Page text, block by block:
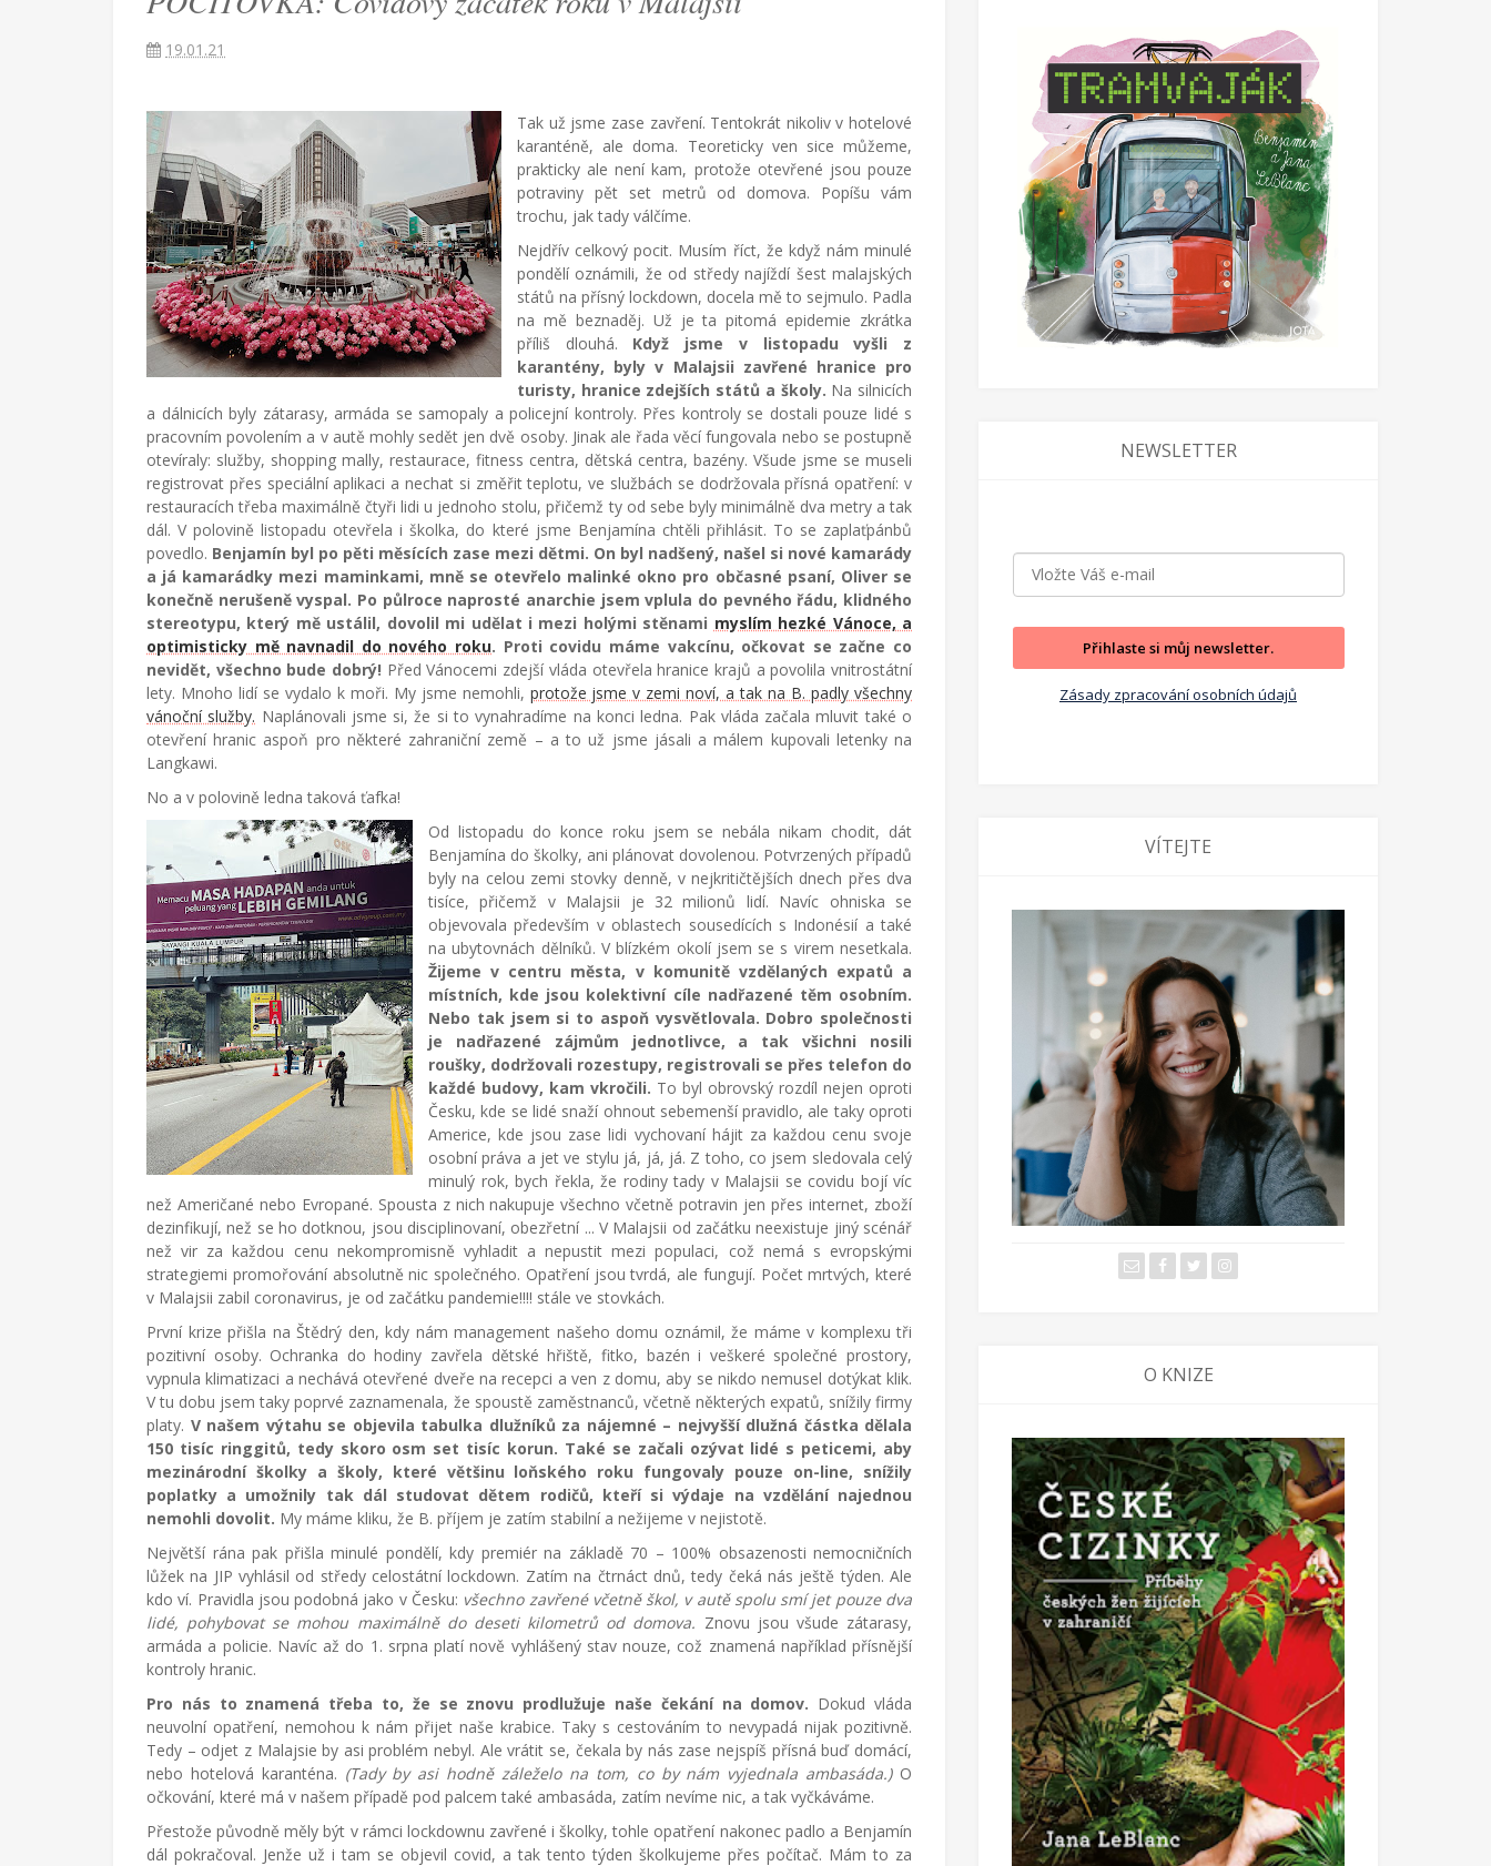
provdaná
Američana
Turecku
píše
životě
cizích
zemích,
mateřství
radostech
všednodenního
19.01.21
Tak už jsme zase zavření. Tentokrát nikoliv v hotelové
karanténě, ale doma. Teoreticky ven sice můžeme,
prakticky ale není kam, protože otevřené jsou pouze
potraviny pět set metrů od domova. Popíšu vám
trochu, jak tady válčíme.
Nejdřív celkový pocit. Musím říct, že když nám minulé
pondělí oznámili, že od středy najíždí šest malajských
států na přísný lockdown, docela mě to sejmulo. Padla
na mě beznaděj. Už je ta pitomá epidemie zkrátka
příliš dlouhá. Když jsme v listopadu vyšli z
karantény, byly v Malajsii zavřené hranice pro
turisty, hranice zdejších států a školy. Na silnicích
a dálnicích byly zátarasy, armáda se samopaly a policejní kontroly. Přes kontroly se dostali pouze lidé s
pracovním povolením a v autě mohly sedět jen dvě osoby. Jinak ale řada věcí fungovala nebo se postupně
otevíraly: služby, shopping mally, restaurace, fitness centra, dětská centra, bazény. Všude jsme se museli
registrovat přes speciální aplikaci a nechat si změřit teplotu, ve službách se dodržovala přísná opatření: v
restauracích třeba maximálně čtyři lidi u jednoho stolu, přičemž ty od sebe byly minimálně dva metry a tak
dál. V polovině listopadu otevřela i školka, do které jsme Benjamína chtěli přihlásit. To se zaplaťpánbů
povedlo. Benjamín byl po pěti měsících zase mezi dětmi. On byl nadšený, našel si nové kamarády
a já kamarádky mezi maminkami, mně se otevřelo malinké okno pro občasné psaní, Oliver se
konečně nerušeně vyspal. Po půlroce naprosté anarchie jsem vplula do pevného řádu, klidného
stereotypu, který mě ustálil, dovolil mi udělat i mezi holými stěnami myslím hezké Vánoce, a
optimisticky mě navnadil do nového roku. Proti covidu máme vakcínu, očkovat se začne co
nevidět, všechno bude dobrý! Před Vánocemi zdejší vláda otevřela hranice krajů a povolila vnitrostátní
lety. Mnoho lidí se vydalo k moři. My jsme nemohli, protože jsme v zemi noví, a tak na B. padly všechny
vánoční služby. Naplánovali jsme si, že si to vynahradíme na konci ledna. Pak vláda začala mluvit také o
otevření hranic aspoň pro některé zahraniční země – a to už jsme jásali a málem kupovali letenky na
Langkawi.
No a v polovině ledna taková ťafka!
Od listopadu do konce roku jsem se nebála nikam chodit, dát
Benjamína do školky, ani plánovat dovolenou. Potvrzených případů
byly na celou zemi stovky denně, v nejkritičtějších dnech přes dva
tisíce, přičemž v Malajsii je 32 milionů lidí. Navíc ohniska se
objevovala především v oblastech sousedících s Indonésií a také
na ubytovnách dělníků. V blízkém okolí jsem se s virem nesetkala.
Žijeme v centru města, v komunitě vzdělaných expatů a
místních, kde jsou kolektivní cíle nadřazené těm osobním.
Nebo tak jsem si to aspoň vysvětlovala. Dobro společnosti
je nadřazené zájmům jednotlivce, a tak všichni nosili
roušky, dodržovali rozestupy, registrovali se přes telefon do
každé budovy, kam vkročili. To byl obrovský rozdíl nejen oproti
Česku, kde se lidé snaží ohnout sebemenší pravidlo, ale taky oproti
Americe, kde jsou zase lidi vychovaní hájit za každou cenu svoje
osobní práva a jet ve stylu já, já, já. Z toho, co jsem sledovala celý
minulý rok, bych řekla, že rodiny tady v Malajsii se covidu bojí víc
než Američané nebo Evropané. Spousta z nich nakupuje všechno včetně potravin jen přes internet, zboží
dezinfikují, než se ho dotknou, jsou disciplinovaní, obezřetní ... V Malajsii od začátku neexistuje jiný scénář
než vir za každou cenu nekompromisně vyhladit a nepustit mezi populaci, což nemá s evropskými
strategiemi promořování absolutně nic společného. Opatření jsou tvrdá, ale fungují. Počet mrtvých, které
v Malajsii zabil coronavirus, je od začátku pandemie!!!! stále ve stovkách.
První krize přišla na Štědrý den, kdy nám management našeho domu oznámil, že máme v komplexu tři
pozitivní osoby. Ochranka do hodiny zavřela dětské hřiště, fitko, bazén i veškeré společné prostory,
vypnula klimatizaci a nechává otevřené dveře na recepci a ven z domu, aby se nikdo nemusel dotýkat klik.
V tu dobu jsem taky poprvé zaznamenala, že spoustě zaměstnanců, včetně některých expatů, snížily firmy
platy. V našem výtahu se objevila tabulka dlužníků za nájemné – nejvyšší dlužná částka dělala
150 tisíc ringgitů, tedy skoro osm set tisíc korun. Také se začali ozývat lidé s peticemi, aby
mezinárodní školky a školy, které většinu loňského roku fungovaly pouze on-line, snížily
poplatky a umožnily tak dál studovat dětem rodičů, kteří si výdaje na vzdělání najednou
nemohli dovolit. My máme kliku, že B. příjem je zatím stabilní a nežijeme v nejistotě.
Největší rána pak přišla minulé pondělí, kdy premiér na základě 70 – 100% obsazenosti nemocničních
lůžek na JIP vyhlásil od středy celostátní lockdown. Zatím na čtrnáct dnů, tedy čeká nás ještě týden. Ale
kdo ví. Pravidla jsou podobná jako v Česku: všechno zavřené včetně škol, v autě spolu smí jet pouze dva
lidé, pohybovat se mohou maximálně do deseti kilometrů od domova. Znovu jsou všude zátarasy,
armáda a policie. Navíc až do 1. srpna platí nově vyhlášený stav nouze, což znamená například přísnější
kontroly hranic.
Pro nás to znamená třeba to, že se znovu prodlužuje naše čekání na domov. Dokud vláda
neuvolní opatření, nemohou k nám přijet naše krabice. Taky s cestováním to nevypadá nijak pozitivně.
Tedy – odjet z Malajsie by asi problém nebyl. Ale vrátit se, čekala by nás zase nejspíš přísná buď domácí,
nebo hotelová karanténa. (Tady by asi hodně záleželo na tom, co by nám vyjednala ambasáda.) O
očkování, které má v našem případě pod palcem také ambasáda, zatím nevíme nic, a tak vyčkáváme.
Přestože původně měly být v rámci lockdownu zavřené i školky, tohle opatření nakonec padlo a Benjamín
dál pokračoval. Jenže už i tam se objevil covid, a tak tento týden školkujeme přes počítač. Mám to za
NEWSLETTER
Přihlaste si můj newsletter.
Zásady zpracování osobních údajů
VÍTEJTE
O KNIZE